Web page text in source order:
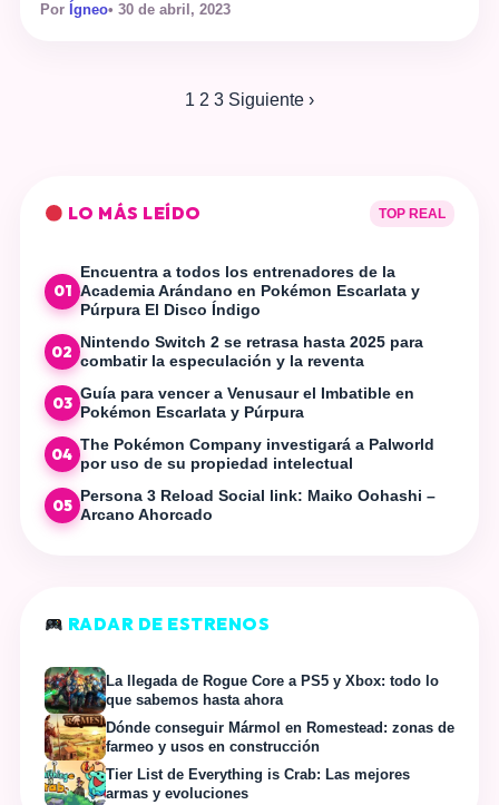
Golden Week en Japón, una serie de feriados que en su
Por Ígneo• 30 de abril, 2023
1 2 3 Siguiente ›
LO MÁS LEÍDO TOP REAL
01
Encuentra a todos los entrenadores de la
Academia Arándano en Pokémon Escarlata y
Púrpura El Disco Índigo
02 Nintendo Switch 2 se retrasa hasta 2025 para
combatir la especulación y la reventa
03 Guía para vencer a Venusaur el Imbatible en
Pokémon Escarlata y Púrpura
04 The Pokémon Company investigará a Palworld
por uso de su propiedad intelectual
05 Persona 3 Reload Social link: Maiko Oohashi –
Arcano Ahorcado
RADAR DE ESTRENOS
La llegada de Rogue Core a PS5 y Xbox: todo lo
que sabemos hasta ahora
Dónde conseguir Mármol en Romestead: zonas de
farmeo y usos en construcción
Tier List de Everything is Crab: Las mejores
armas y evoluciones